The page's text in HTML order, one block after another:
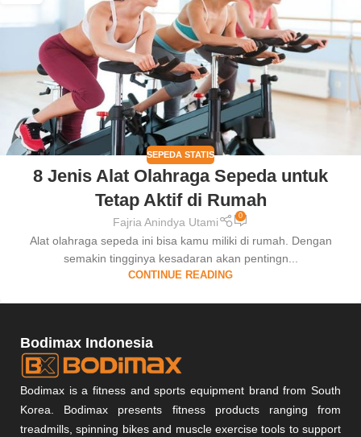
SEPEDA STATIS
8 Jenis Alat Olahraga Sepeda untuk
Tetap Aktif di Rumah
Fajria Anindya Utami 0
Alat olahraga sepeda ini bisa kamu miliki di rumah. Dengan
semakin tingginya kesadaran akan pentingn...
CONTINUE READING
Bodimax Indonesia
Bodimax is a fitness and sports equipment brand from South
Korea. Bodimax presents fitness products ranging from
treadmills, spinning bikes and muscle exercise tools to support